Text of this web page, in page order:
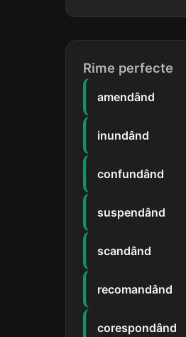
Rime perfecte
amendând
inundând
confundând
suspendând
scandând
recomandând
corespondând